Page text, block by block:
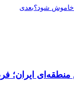
خاموش شود؟بعدی
منطقه‌ای ایران؛